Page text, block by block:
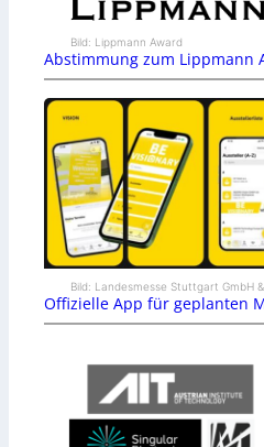
Bild: Lippmann Award
Abstimmung zum Lippmann
Bild: Landesmesse Stuttgart GmbH
Offizielle App für geplanten